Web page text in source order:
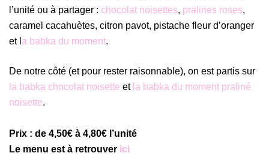
l’unité ou à partager : chocolat noisettes, pralines roses,
caramel cacahuètes, citron pavot, pistache fleur d’oranger
et l a babka du moment.
De notre côté (et pour rester raisonnable), on est partis sur
la babka chocolat noisette et la babka du moment praliné
noisette.
Prix : de 4,50€ à 4,80€ l’unité
Le menu est à retrouver ici